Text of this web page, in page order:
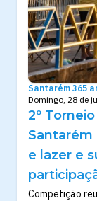
Santarém 365
Domingo, 28 de
2º
e lazer e
Competição